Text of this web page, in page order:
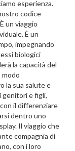
esperienza.
codice
un viaggio
È un
impegnando
biologici
la capacità del
modo
la sua salute e
genitori e figli,
il differenziare
dentro uno
Il viaggio che
compagnia di
con i loro